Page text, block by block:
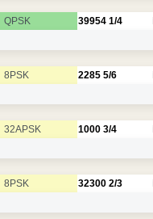
QPSK 39954 1/4
8PSK 2285 5/6
32APSK 1000 3/4
8PSK 32300 2/3